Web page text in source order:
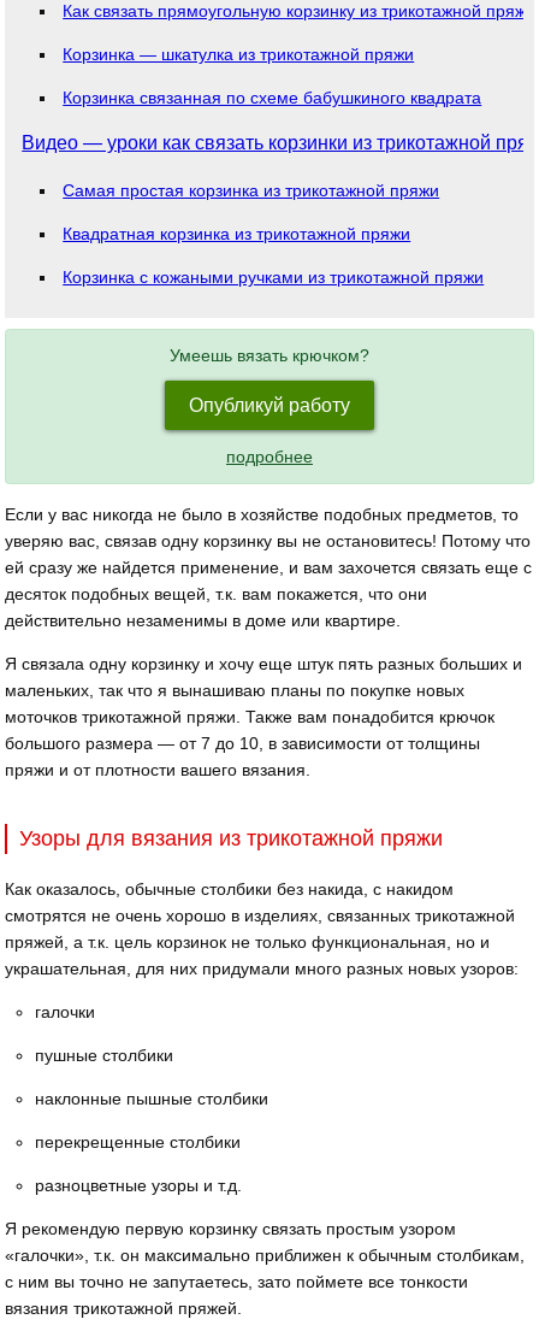
Как связать прямоугольную корзинку из трикотажной пряжи
Корзинка — шкатулка из трикотажной пряжи
Корзинка связанная по схеме бабушкиного квадрата
Видео — уроки как связать корзинки из трикотажной
Самая простая корзинка из трикотажной пряжи
Квадратная корзинка из трикотажной пряжи
Корзинка с кожаными ручками из трикотажной пряжи
Умеешь вязать крючком?
Опубликуй работу
подробнее
Если у вас никогда не было в хозяйстве подобных предметов, то
уверяю вас, связав одну корзинку вы не остановитесь! Потому что
ей сразу же найдется применение, и вам захочется связать еще с
десяток подобных вещей, т.к. вам покажется, что они
действительно незаменимы в доме или квартире.
Я связала одну корзинку и хочу еще штук пять разных больших и
маленьких, так что я вынашиваю планы по покупке новых
моточков трикотажной пряжи. Также вам понадобится крючок
большого размера — от 7 до 10, в зависимости от толщины
пряжи и от плотности вашего вязания.
Узоры для вязания из трикотажной пряжи
Как оказалось, обычные столбики без накида, с накидом
смотрятся не очень хорошо в изделиях, связанных трикотажной
пряжей, а т.к. цель корзинок не только функциональная, но и
украшательная, для них придумали много разных новых узоров:
галочки
пушные столбики
наклонные пышные столбики
перекрещенные столбики
разноцветные узоры и т.д.
Я рекомендую первую корзинку связать простым узором
«галочки», т.к. он максимально приближен к обычным столбикам,
с ним вы точно не запутаетесь, зато поймете все тонкости
вязания трикотажной пряжей.